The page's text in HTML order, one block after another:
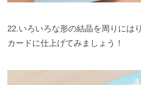
22.いろいろな形の結晶を周りには
カードに仕上げてみましょう！